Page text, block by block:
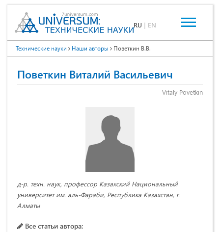
RU | EN
Технические науки Наши авторы Поветкин В.В.
Поветкин Виталий Васильевич
Vitaly Povetkin
д-р. техн. наук, профессор Казахский Национальный
университет им. аль-Фараби, Республика Казахстан, г.
Алматы
Все статьи автора: